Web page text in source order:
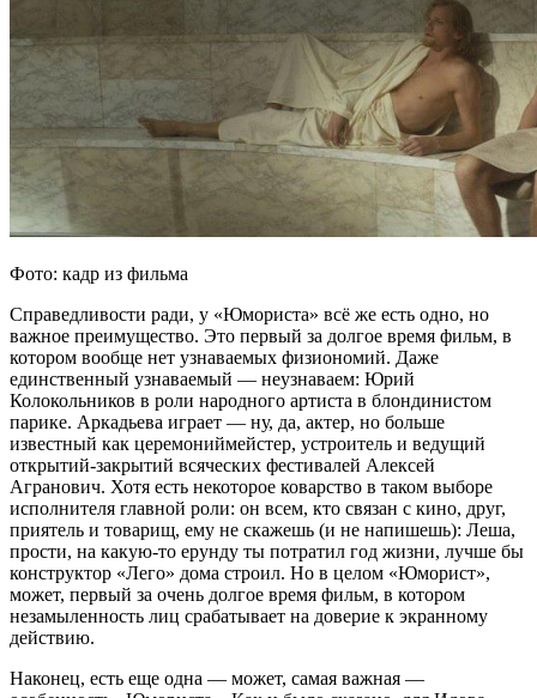
Фото: кадр из фильма
Справедливости ради, у «Юмориста» всё же есть одно, но
важное преимущество. Это первый за долгое время фильм, в
котором вообще нет узнаваемых физиономий. Даже
единственный узнаваемый — неузнаваем: Юрий
Колокольников в роли народного артиста в блондинистом
парике. Аркадьева играет — ну, да, актер, но больше
известный как церемониймейстер, устроитель и ведущий
открытий-закрытий всяческих фестивалей Алексей
Агранович. Хотя есть некоторое коварство в таком выборе
исполнителя главной роли: он всем, кто связан с кино, друг,
приятель и товарищ, ему не скажешь (и не напишешь): Леша,
прости, на какую-то ерунду ты потратил год жизни, лучше бы
конструктор «Лего» дома строил. Но в целом «Юморист»,
может, первый за очень долгое время фильм, в котором
незамыленность лиц срабатывает на доверие к экранному
действию.
Наконец, есть еще одна — может, самая важная —